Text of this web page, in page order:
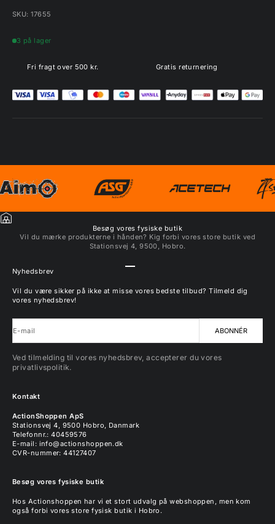
SKU: 17655
3 på lager
Fri fragt over 500 kr. Gratis returnering
Besøg vores fysiske butik
Vil du mærke produkterne i hånden? Kig forbi vores store butik ved
Stationsvej 4, 9500, Hobro.
Nyhedsbrev
Vil du være sikker på ikke at misse vores bedste tilbud? Tilmeld dig
vores nyhedsbrev!
E-mail ABONNÉR
Ved tilmelding til vores nyhedsbrev, accepterer du vores
privatlivspolitik.
Kontakt
ActionShoppen ApS
Stationsvej 4, 9500 Hobro, Danmark
Telefonnr.: 40459576
E-mail: info@actionshoppen.dk
CVR-nummer: 44127407
Besøg vores fysiske butik
Hos Actionshoppen har vi et stort udvalg på webshoppen, men kom
også forbi vores store fysisk butik i Hobro.